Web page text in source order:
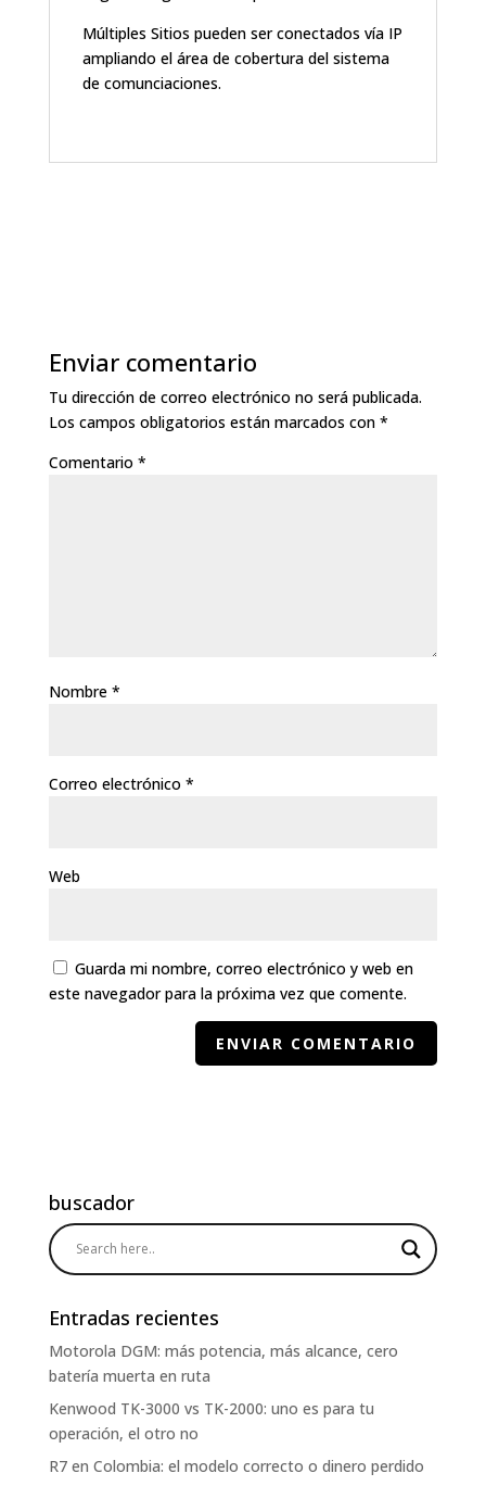
Múltiples Sitios pueden ser conectados vía IP
ampliando el área de cobertura del sistema
de comunciaciones.
Enviar comentario
Tu dirección de correo electrónico no será publicada.
Los campos obligatorios están marcados con *
Comentario *
Nombre *
Correo electrónico *
Web
Guarda mi nombre, correo electrónico y web en
este navegador para la próxima vez que comente.
buscador
Entradas recientes
Motorola DGM: más potencia, más alcance, cero
batería muerta en ruta
Kenwood TK-3000 vs TK-2000: uno es para tu
operación, el otro no
R7 en Colombia: el modelo correcto o dinero perdido